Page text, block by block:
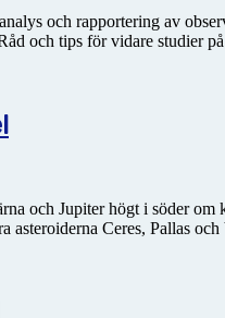
och rapportering av
och tips för vidare studier
och Jupiter högt i söder
asteroiderna Ceres, Pallas